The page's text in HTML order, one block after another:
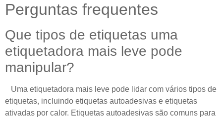
Perguntas frequentes
Que tipos de etiquetas uma
etiquetadora mais leve pode
manipular?
Uma etiquetadora mais leve pode lidar com vários tipos de
etiquetas, incluindo etiquetas autoadesivas e etiquetas
ativadas por calor. Etiquetas autoadesivas são comuns para